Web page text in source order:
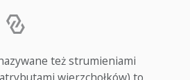
też strumieniami